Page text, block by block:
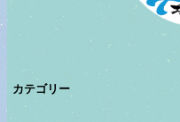
カテゴリー